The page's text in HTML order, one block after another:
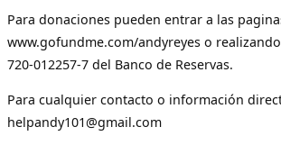
Para donaciones pueden entrar a las
www.gofundme.com/andyreyes o
720-012257-7 del Banco de Reservas.
Para cualquier contacto o información
helpandy101@gmail.com